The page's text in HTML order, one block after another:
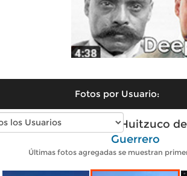
Fotos por Usuario:
Fotos modernas de Huitzuco
Guerrero
Últimas fotos agregadas se muestran